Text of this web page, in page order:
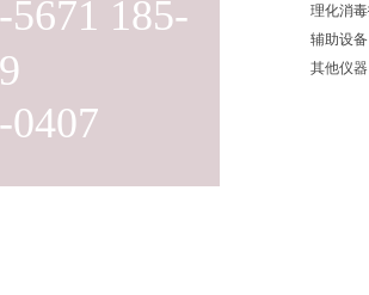
5671 185-
0407
理化消
辅助设备
其他仪器